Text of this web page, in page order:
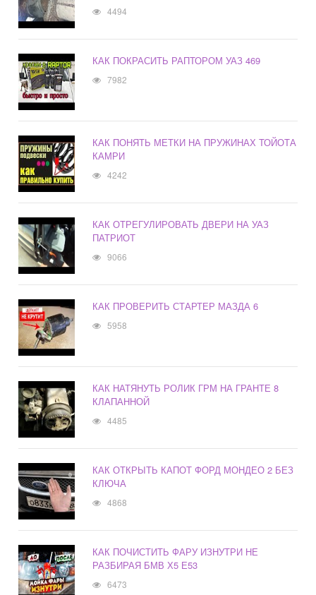
4494
КАК ПОКРАСИТЬ РАПТОРОМ УАЗ 469
7982
КАК ПОНЯТЬ МЕТКИ НА ПРУЖИНАХ ТОЙОТА
КАМРИ
4242
КАК ОТРЕГУЛИРОВАТЬ ДВЕРИ НА УАЗ
ПАТРИОТ
9066
КАК ПРОВЕРИТЬ СТАРТЕР МАЗДА 6
5958
КАК НАТЯНУТЬ РОЛИК ГРМ НА ГРАНТЕ 8
КЛАПАННОЙ
4485
КАК ОТКРЫТЬ КАПОТ ФОРД МОНДЕО 2 БЕЗ
КЛЮЧА
4868
КАК ПОЧИСТИТЬ ФАРУ ИЗНУТРИ НЕ
РАЗБИРАЯ БМВ Х5 Е53
6473